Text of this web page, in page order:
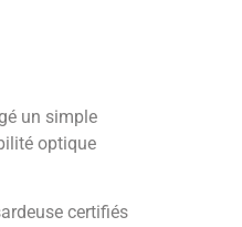
un simple
optique
certifiés